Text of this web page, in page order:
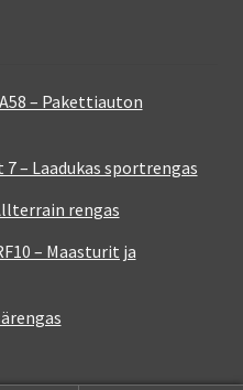
– Pakettiauton
– Laadukas sportrengas
rengas
– Maasturit ja